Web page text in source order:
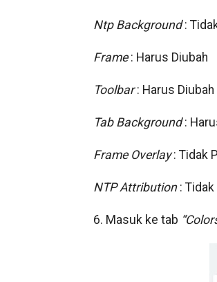
Ntp Background:
Frame: Harus Diubah
Toolbar: Harus Diubah
Tab Background:
Frame Overlay: Tidak
NTP Attribution: Tidak
6. Masuk ke tab